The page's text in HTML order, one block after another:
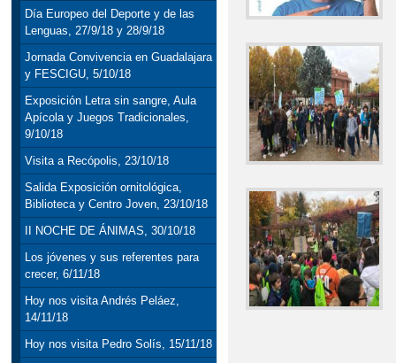
Día Europeo del Deporte y de las
Lenguas, 27/9/18 y 28/9/18
Jornada Convivencia en Guadalajara
y FESCIGU, 5/10/18
Exposición Letra sin sangre, Aula
Apícola y Juegos Tradicionales,
9/10/18
Visita a Recópolis, 23/10/18
Salida Exposición ornitológica,
Biblioteca y Centro Joven, 23/10/18
II NOCHE DE ÁNIMAS, 30/10/18
Los jóvenes y sus referentes para
crecer, 6/11/18
Hoy nos visita Andrés Peláez,
14/11/18
Hoy nos visita Pedro Solís, 15/11/18